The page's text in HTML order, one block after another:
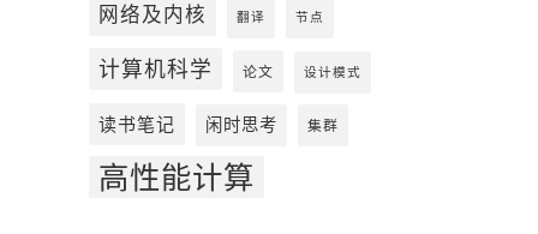
网络及内核 翻译 节点
计算机科学 论文 设计模式
读书笔记 闲时思考 集群
高性能计算